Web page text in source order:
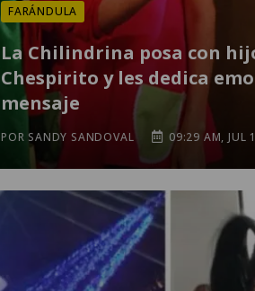
FARÁNDULA
La Chilindrina posa con
Chespirito y les dedica
mensaje
POR SANDY SANDOVAL 09:29 AM, JUL